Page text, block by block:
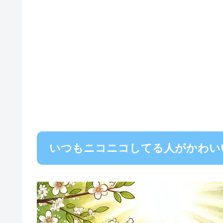
いつもニコニコしてる人がかわい